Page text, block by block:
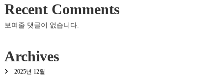
Recent Comments
보여줄 댓글이 없습니다.
Archives
2025년 12월